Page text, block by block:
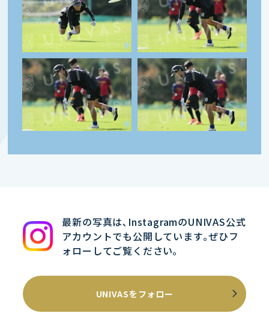
最新の写真は､InstagramのUNIVAS公式
アカウントでも公開しています｡ぜひフ
ォローしてご覧ください｡
UNIVASをフォロー